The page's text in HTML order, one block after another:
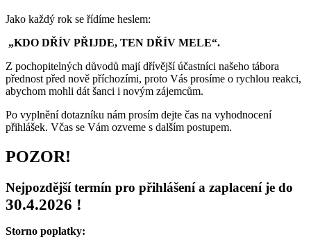
Jako každý rok se řídíme heslem:
„KDO DŘÍV PŘIJDE, TEN DŘÍV MELE“.
Z pochopitelných důvodů mají dřívější účastníci našeho tábora
přednost před nově příchozími, proto Vás prosíme o rychlou reakci,
abychom mohli dát šanci i novým zájemcům.
Po vyplnění dotazníku nám prosím dejte čas na vyhodnocení
přihlášek. Včas se Vám ozveme s dalším postupem.
POZOR!
Nejpozdější termín pro přihlášení a zaplacení je do
30.4.2026 !
Storno poplatky: